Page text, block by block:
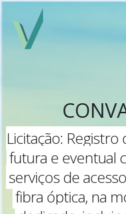
Licitação:
futura e eventual
serviços de
fibra óptica, na